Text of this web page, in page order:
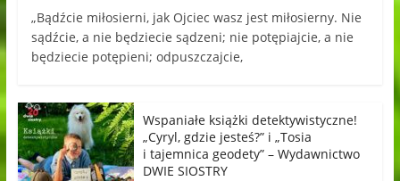
„Bądźcie miłosierni, jak Ojciec wasz jest miłosierny. Nie
sądźcie, a nie będziecie sądzeni; nie potępiajcie, a nie
będziecie potępieni; odpuszczajcie,
Wspaniałe książki detektywistyczne!
„Cyryl, gdzie jesteś?” i „Tosia
i tajemnica geodety” – Wydawnictwo
DWIE SIOSTRY